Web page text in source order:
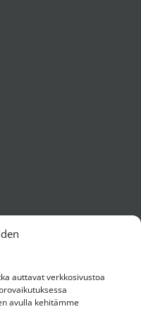
auttavat verkkosivustoa
avulla kehitämme